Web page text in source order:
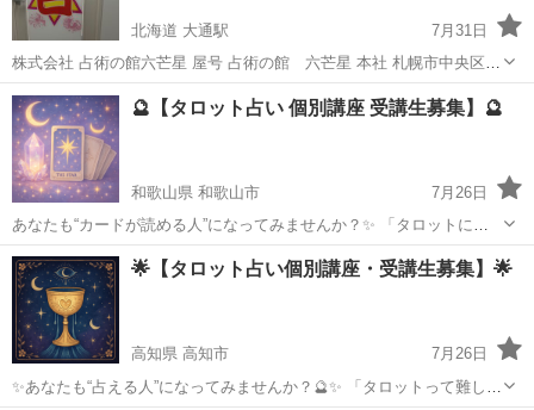
北海道 大通駅
7月31日
株式会社 占術の館六芒星 屋号 占術の館 六芒星 本社 札幌市中央区南
3条西3丁目10-4 三信ビル3階 TEL 011-213-1437 狸小路2丁目店 南3条
西2丁目 011-520-1085 事...
北海道 札幌市 大通駅 タロット 占い師
🔮【タロット占い 個別講座 受講生募集】🔮
和歌山県 和歌山市
7月26日
あなたも“カードが読める人”になってみませんか？✨ 「タロットに興
味はあるけど難しそう…」 「カードは持っているけど読み方が分から
ない…」 「将来的にセッションができるようになりたい！」 そんな方
のための【完...
和歌山 和歌山市 タロット オンライン
🌟【タロット占い個別講座・受講生募集】🌟
高知県 高知市
7月26日
✨あなたも“占える人”になってみませんか？🔮✨ 「タロットって難しそ